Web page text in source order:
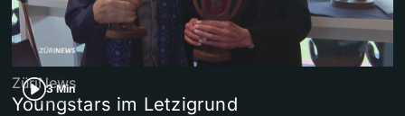
3 Min
ZüriNews
Youngstars im Letzigrund